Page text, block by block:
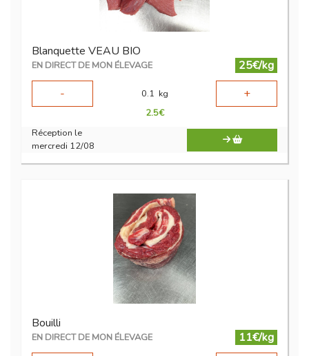
Blanquette VEAU BIO
EN DIRECT DE MON ÉLEVAGE
25€/kg
-
0.1 kg +
2.5€
Réception le
mercredi 12/08
Bouilli
EN DIRECT DE MON ÉLEVAGE
11€/kg